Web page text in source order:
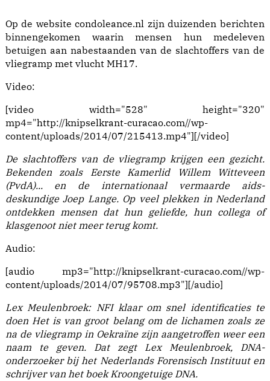
Op de website condoleance.nl zijn duizenden berichten
binnengekomen waarin mensen hun medeleven
betuigen aan nabestaanden van de slachtoffers van de
vliegramp met vlucht MH17.
Video:
[video width="528" height="320"
mp4="http://knipselkrant-curacao.com//wp-
content/uploads/2014/07/215413.mp4"][/video]
De slachtoffers van de vliegramp krijgen een gezicht.
Bekenden zoals Eerste Kamerlid Willem Witteveen
(PvdA)...
en de internationaal vermaarde aids-
deskundige Joep Lange. Op veel plekken in Nederland
ontdekken mensen dat hun geliefde, hun collega of
klasgenoot niet meer terug komt.
Audio:
[audio mp3="http://knipselkrant-curacao.com//wp-
content/uploads/2014/07/95708.mp3"][/audio]
Lex Meulenbroek: NFI klaar om snel identificaties te
doen Het is van groot belang om de lichamen zoals ze
na de vliegramp in Oekraïne zijn aangetroffen weer een
naam te geven. Dat zegt Lex Meulenbroek, DNA-
onderzoeker bij het Nederlands Forensisch Instituut en
schrijver van het boek Kroongetuige DNA.